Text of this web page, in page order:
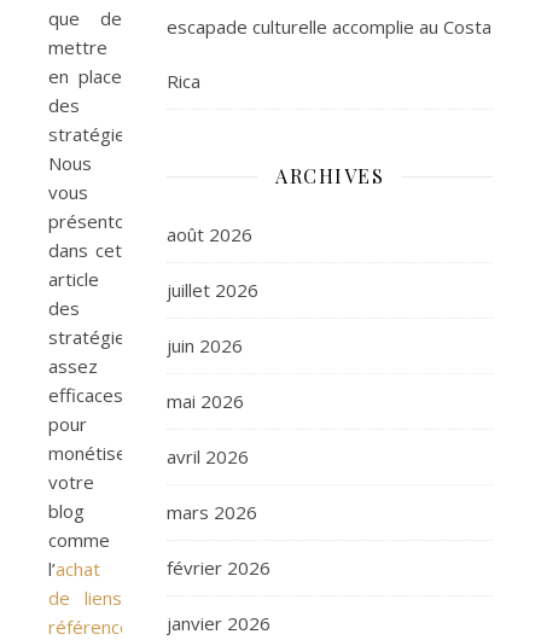
que de
mettre
en place
des
stratégies.
Nous
vous
présentons
dans cet
article
des
stratégies
assez
efficaces
pour
monétiser
votre
blog
comme
l’achat
de liens
référencement.
escapade culturelle accomplie au Costa
Rica
ARCHIVES
août 2026
juillet 2026
juin 2026
mai 2026
avril 2026
mars 2026
février 2026
janvier 2026